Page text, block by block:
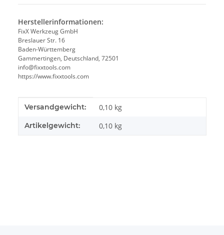
Herstellerinformationen:
FixX Werkzeug GmbH
Breslauer Str. 16
Baden-Württemberg
Gammertingen, Deutschland, 72501
info@fixxtools.com
https://www.fixxtools.com
Produkteigenschaft
Wert
Versandgewicht: 0,10 kg
Artikelgewicht: 0,10 kg